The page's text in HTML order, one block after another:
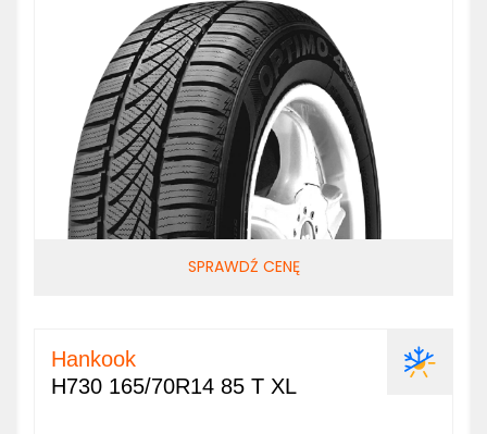
SPRAWDŹ CENĘ
Hankook
H730 165/70R14 85 T XL